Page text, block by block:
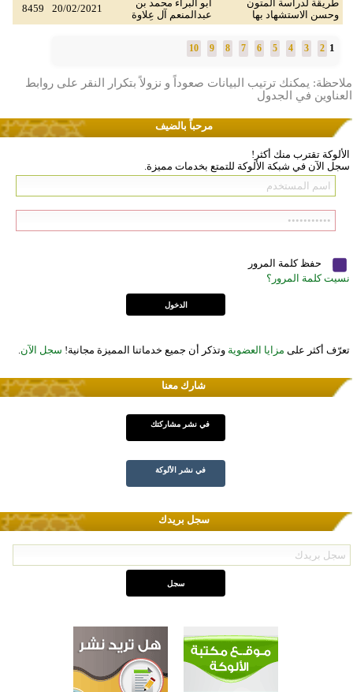
طريقة لدراسة المتون
وحسن الاستشهاد بها
أبو البراء محمد بن
عبدالمنعم آل عِلاوة
20/02/2021
8459
1
2
3
4
5
6
7
8
9
10
ملاحظة: يمكنك ترتيب البيانات صعوداً و نزولاً بتكرار النقر على روابط
العناوين في الجدول
مرحباً بالضيف
الألوكة تقترب منك أكثر!
سجل الآن في شبكة الألوكة للتمتع بخدمات مميزة.
حفظ كلمة المرور
نسيت كلمة المرور؟
تعرّف أكثر على مزايا العضوية وتذكر أن جميع خدماتنا المميزة مجانية! سجل الآن.
شارك معنا
في نشر مشاركتك
في نشر الألوكة
سجل بريدك